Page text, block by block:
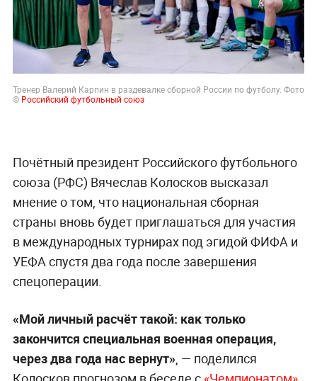
Тренер Валерий Карпин в раздевалке сборной России по футболу. Фото
© Российский футбольный союз
Почётный президент Российского футбольного
союза (РФС) Вячеслав Колосков высказал
мнение о том, что национальная сборная
страны вновь будет приглашаться для участия
в международных турнирах под эгидой ФИФА и
УЕФА спустя два года после завершения
спецоперации.
«Мой личный расчёт такой: как только
закончится специальная военная операция,
через два года нас вернут», — поделился